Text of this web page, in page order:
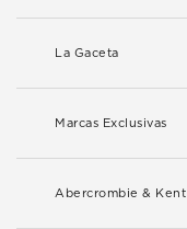
La Gaceta
Marcas Exclusivas
Abercrombie & Kent